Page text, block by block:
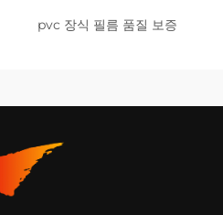
pvc 장식 필름 품질 보증